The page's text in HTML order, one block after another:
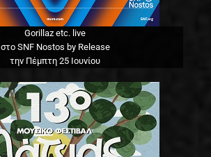
Gorillaz etc. live
στο SNF Nostos by Release
την Πέμπτη 25 Ιουνίου